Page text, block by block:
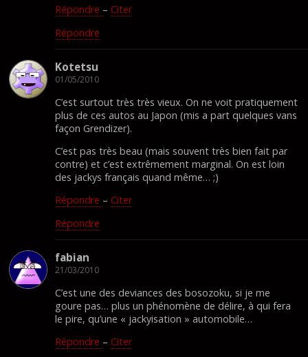
Répondre – Citer
Répondre
Kotetsu
01/05/2010
C’est surtout très très vieux. On ne voit pratiquement
plus de ces autos au Japon (mis a part quelques vans
façon Grendizer).
C’est pas très beau (mais souvent très bien fait par
contre) et c’est extrêmement marginal. On est loin
des jackys français quand même… ;)
Répondre – Citer
Répondre
fabian
21/03/2010
C’est une des deviances des bosozoku, si je me
goure pas… plus un phénomène de délire, à qui fera
le pire, qu’une « jackyisation » automobile…
Répondre – Citer